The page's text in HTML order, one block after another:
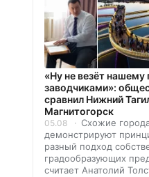
«Ну не везёт нашему
заводчиками»:
сравнил Нижний
Магнитогорск
05.08
Схожие
демонстрируют
разный подход
градообразующих
считает Анатолий